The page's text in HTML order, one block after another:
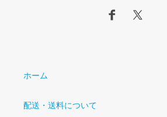
ホーム
配送・送料について